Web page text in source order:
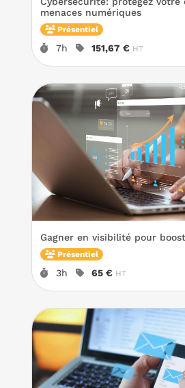
menaces numériques
Présentiel
Durée :
7h Prix :
151,67 € HT
Présentiel
Durée :
3h Prix :
65 € HT